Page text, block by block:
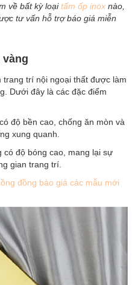
về bất kỳ loạitấm ốp inox nào,
tư vấn hỗ trợ báo giá miễn
trang trí nội ngoại thất được làm
Dưới đây là các đặc điểm
độ bền cao, chống ăn mòn và
xung quanh.
có độ bóng cao, mang lại sự
gian trang trí.
đồng báo giá các mẫu mới